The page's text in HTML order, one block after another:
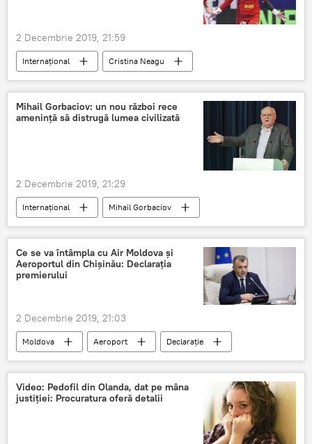
2 Decembrie 2019, 21:59
Internaţional
Cristina Neagu
Handbal
trofeu
Mihail Gorbaciov: un nou război rece
amenință să distrugă lumea civilizată
2 Decembrie 2019, 21:29
Internaţional
Mihail Gorbaciov
Războiul Rece
lumea
Ce se va întâmpla cu Air Moldova și
Aeroportul din Chișinău: Declarația
premierului
2 Decembrie 2019, 21:03
Moldova Aeroport
Declarație
Premier
Air Moldova
Video: Pedofil din Olanda, dat pe mâna
justiției: Procuratura oferă detalii